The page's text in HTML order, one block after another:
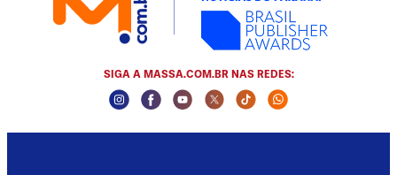
SIGA A MASSA.COM.BR NAS REDES:
Instagram Social Media
Facebook Social Media
Youtube Social Media
Twitter Social Media
Tiktok Social Media
Whatsapp